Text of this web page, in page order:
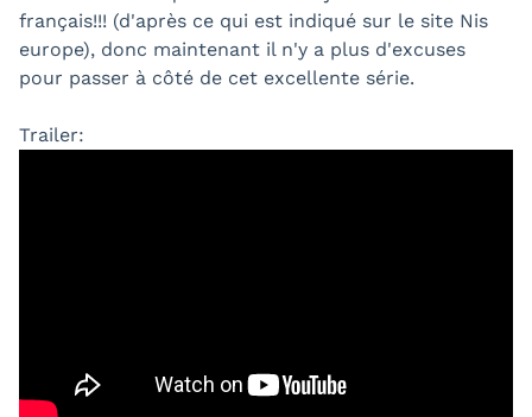
français!!! (d'après ce qui est indiqué sur le site Nis
europe), donc maintenant il n'y a plus d'excuses
pour passer à côté de cet excellente série.
Trailer: